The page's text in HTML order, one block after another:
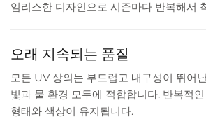
임리스한 디자인으로 시즌마다 반복해서
오래 지속되는 품질
모든 UV 상의는 부드럽고 내구성이 뛰어
빛과 물 환경 모두에 적합합니다. 반복적
형태와 색상이 유지됩니다.